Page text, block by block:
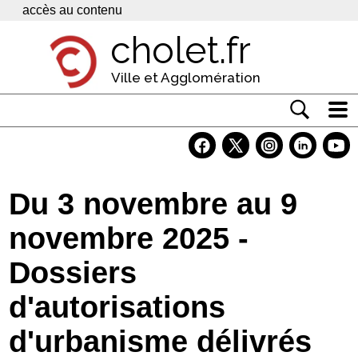
Panneau de gestion des cookies
accès au contenu
cholet.fr
Ville et Agglomération
Economie
Services
Contacts
Du 3 novembre au 9
novembre 2025 -
Dossiers
d'autorisations
d'urbanisme délivrés